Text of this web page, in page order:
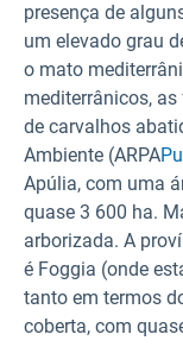
presença de
um elevado grau
o mato
mediterrânicos,
de carvalhos
Ambiente (ARPA
Apúlia, com uma
quase 3 600 ha.
arborizada. A
é Foggia (onde
tanto em termos
coberta, com